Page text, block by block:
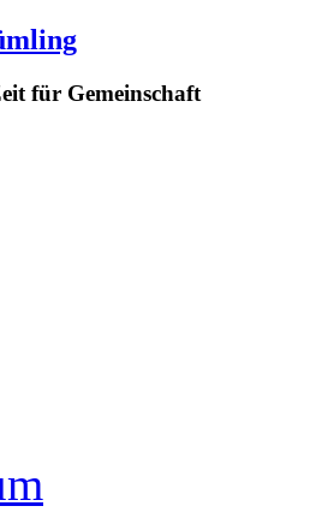
für Gemeinschaft